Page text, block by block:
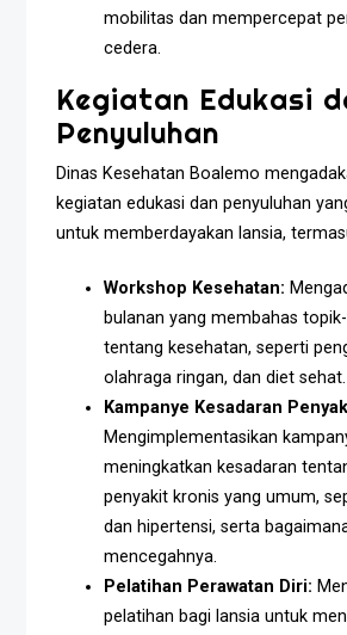
mobilitas dan mempercepat
cedera.
Kegiatan Edukasi
Penyuluhan
Dinas Kesehatan Boalemo
kegiatan edukasi dan penyuluhan
untuk memberdayakan lansia,
Workshop Kesehatan:
bulanan yang membahas
tentang kesehatan, seperti
olahraga ringan, dan diet sehat.
Kampanye Kesadaran
Mengimplementasikan
meningkatkan kesadaran
penyakit kronis yang umum,
dan hipertensi, serta
mencegahnya.
Pelatihan Perawatan Diri:
pelatihan bagi lansia untuk